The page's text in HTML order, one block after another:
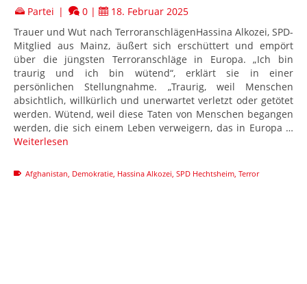
Partei | 0 |
18. Februar 2025
Trauer und Wut nach TerroranschlägenHassina Alkozei, SPD-
Mitglied aus Mainz, äußert sich erschüttert und empört
über die jüngsten Terroranschläge in Europa. „Ich bin
traurig und ich bin wütend“, erklärt sie in einer
persönlichen Stellungnahme. „Traurig, weil Menschen
absichtlich, willkürlich und unerwartet verletzt oder getötet
werden. Wütend, weil diese Taten von Menschen begangen
werden, die sich einem Leben verweigern, das in Europa …
Weiterlesen
Afghanistan Demokratie Hassina Alkozei SPD Hechtsheim Terror